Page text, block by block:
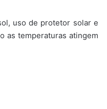
uso de protetor solar e
as temperaturas atingem